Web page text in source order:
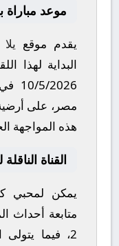
موعد مباراة
يقدم موقع
البداية لهذا
10/5/2026
مصر، على
هذه المواجهة
القناة
يمكن لمحبي
متابعة أحداث
2، فيما يتولى